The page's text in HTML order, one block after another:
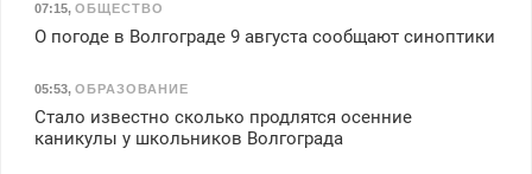
07:15, ОБЩЕСТВО
О погоде в Волгограде 9 августа сообщают синоптики
05:53, ОБРАЗОВАНИЕ
Стало известно сколько продлятся осенние
каникулы у школьников Волгограда